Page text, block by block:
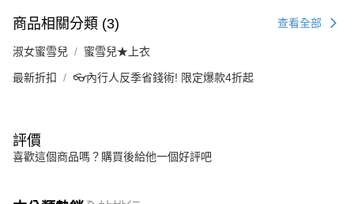
商品相關分類 (3) 查看全部
淑女蜜雪兒 蜜雪兒★上衣
最新折扣 👓內行人反季省錢術! 限定爆款4折起
評價
喜歡這個商品嗎？購買後給他一個好評吧